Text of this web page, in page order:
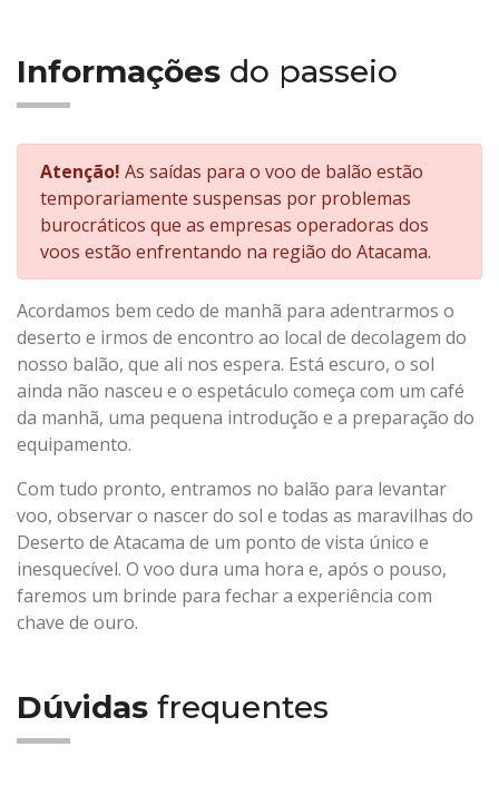
Informações do passeio
Atenção! As saídas para o voo de balão estão
temporariamente suspensas por problemas
burocráticos que as empresas operadoras dos
voos estão enfrentando na região do Atacama.
Acordamos bem cedo de manhã para adentrarmos o
deserto e irmos de encontro ao local de decolagem do
nosso balão, que ali nos espera. Está escuro, o sol
ainda não nasceu e o espetáculo começa com um café
da manhã, uma pequena introdução e a preparação do
equipamento.
Com tudo pronto, entramos no balão para levantar
voo, observar o nascer do sol e todas as maravilhas do
Deserto de Atacama de um ponto de vista único e
inesquecível. O voo dura uma hora e, após o pouso,
faremos um brinde para fechar a experiência com
chave de ouro.
Dúvidas frequentes